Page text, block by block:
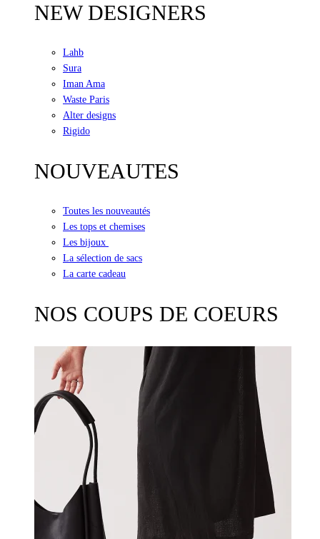
NEW DESIGNERS
Lahb
Sura
Iman Ama
Waste Paris
Alter designs
Rigido
NOUVEAUTES
Toutes les nouveautés
Les tops et chemises
Les bijoux
La sélection de sacs
La carte cadeau
NOS COUPS DE COEURS